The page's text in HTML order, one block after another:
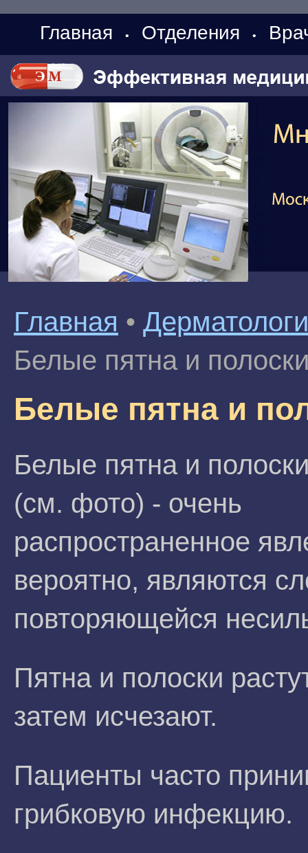
Главная • Отделения •
Главная •
Белые пятна и
Белые пятна и
Белые пятна и
(см. фото) - очень
распространенное
вероятно, являются
повторяющейся
Пятна и полоски
затем исчезают.
Пациенты часто
грибковую инфекцию.